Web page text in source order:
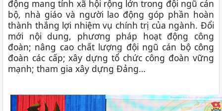
động mang tính xã hội rộng lớn trong đội ngũ cán
bộ, nhà giáo và người lao động góp phần hoàn
thành thắng lợi nhiệm vụ chính trị của ngành. Đổi
mới nội dung, phương pháp hoạt động công
đoàn; nâng cao chất lượng đội ngũ cán bộ công
đoàn các cấp; xây dựng tổ chức công đoàn vững
mạnh; tham gia xây dựng Đảng…